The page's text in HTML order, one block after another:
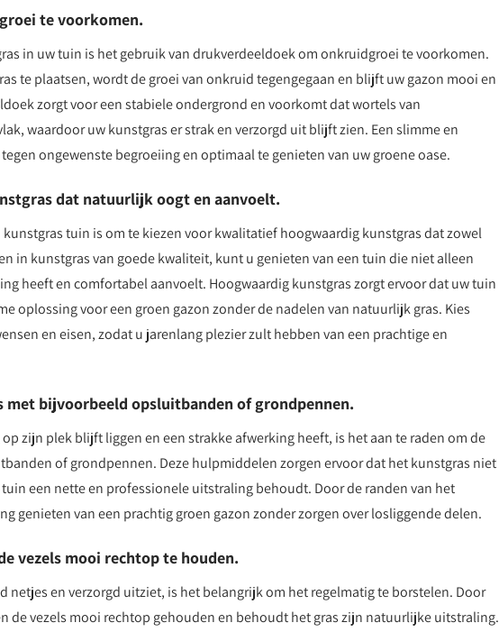
te voorkomen.
in uw tuin is het gebruik van drukverdeeldoek om onkruidgroei te voorkomen.
te plaatsen, wordt de groei van onkruid tegengegaan en blijft uw gazon mooi en
zorgt voor een stabiele ondergrond en voorkomt dat wortels van
waardoor uw kunstgras er strak en verzorgd uit blijft zien. Een slimme en
ongewenste begroeiing en optimaal te genieten van uw groene oase.
dat natuurlijk oogt en aanvoelt.
tuin is om te kiezen voor kwalitatief hoogwaardig kunstgras dat zowel
in kunstgras van goede kwaliteit, kunt u genieten van een tuin die niet alleen
heeft en comfortabel aanvoelt. Hoogwaardig kunstgras zorgt ervoor dat uw tuin
oplossing voor een groen gazon zonder de nadelen van natuurlijk gras. Kies
en eisen, zodat u jarenlang plezier zult hebben van een prachtige en
met bijvoorbeeld opsluitbanden of grondpennen.
zijn plek blijft liggen en een strakke afwerking heeft, is het aan te raden om de
of grondpennen. Deze hulpmiddelen zorgen ervoor dat het kunstgras niet
een nette en professionele uitstraling behoudt. Door de randen van het
genieten van een prachtig groen gazon zonder zorgen over losliggende delen.
vezels mooi rechtop te houden.
netjes en verzorgd uitziet, is het belangrijk om het regelmatig te borstelen. Door
de vezels mooi rechtop gehouden en behoudt het gras zijn natuurlijke uitstraling.